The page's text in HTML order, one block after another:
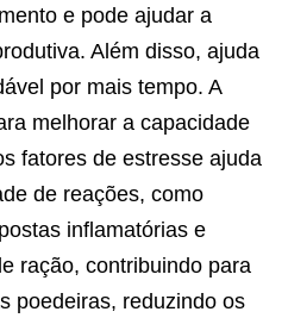
e pode ajudar a
Além disso, ajuda
por mais tempo. A
melhorar a capacidade
fatores de estresse ajuda
de reações, como
inflamatórias e
ração, contribuindo para
poedeiras, reduzindo os